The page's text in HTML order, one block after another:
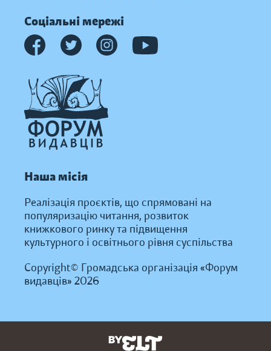
Соціальні мережі
Наша місія
Реалізація проєктів, що спрямовані на
популяризацію читання, розвиток
книжкового ринку та підвищення
культурного і освітнього рівня суспільства
Copyright© Громадська організація «Форум
видавців» 2026